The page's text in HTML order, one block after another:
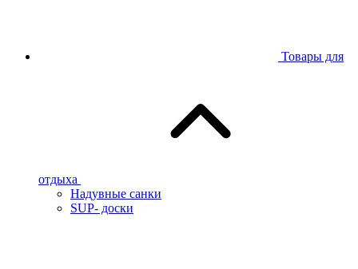
Товары для
отдыха
Надувные санки
SUP- доски